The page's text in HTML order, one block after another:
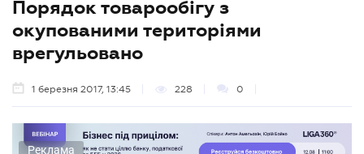
Порядок товарообігу з
окупованими територіями
врегульовано
1 березня 2017, 13:45 228 0
Реклама